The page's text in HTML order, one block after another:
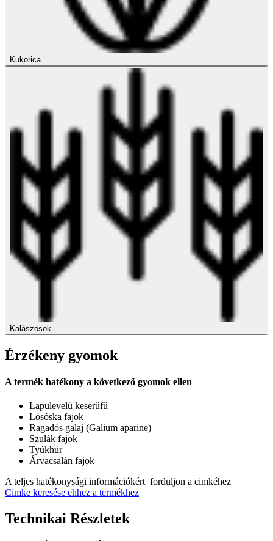
Kukorica
Kalászosok
Érzékeny gyomok
A termék hatékony a következő gyomok ellen
Lapulevelű keserűfű
Lósóska fajok
Ragadós galaj (Galium aparine)
Szulák fajok
Tyúkhúr
Árvacsalán fajok
A teljes hatékonysági információkért forduljon a cimkéhez
Cimke keresése ehhez a termékhez
Technikai Részletek